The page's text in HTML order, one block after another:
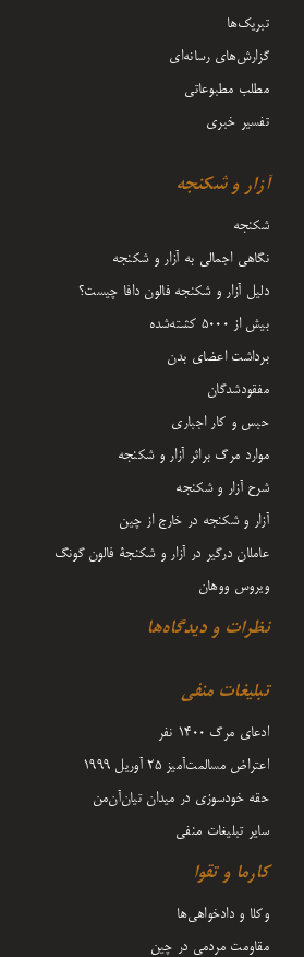
تبریک‌ها
گزارش‌های رسانه‌ای
مطلب مطبوعاتی
تفسیر خبری
آزار و شکنجه
شکنجه
نگاهی اجمالی به آزار و شکنجه
دلیل آزار و شکنجه فالون دافا چیست؟
بیش از 5000 کشته‌شده
برداشت اعضای بدن
مفقودشدگان
حبس و کار اجباری
موارد مرگ براثر آزار و شکنجه
شرح آزار و شکنجه
آزار و شکنجه در خارج از چین
عاملان درگیر در آزار و شکنجۀ فالون گونگ
ویروس ووهان
نظرات و دیدگاه‌ها
تبلیغات منفی
ادعای مرگ 1400 نفر
اعتراض مسالمت‌آمیز ۲۵ آوریل ۱۹۹۹
حقه خودسوزی در میدان تیان‌آن‌من
سایر تبلیغات منفی
کارما و تقوا
وکلا و دادخواهی‌ها
مقاومت مردمی در چین